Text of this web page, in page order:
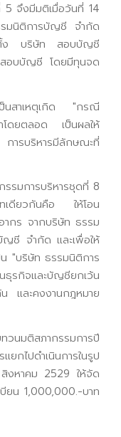
5 จึงมีมติเมื่อวันที่ 14
มนิติการบัญชี จำกัด
ตั้ง บริษัท สอบบัญชี
สอบบัญชี โดยมีทุนจด
ป็นสาเหตุเกิด "กรณี
โดยตลอด เป็นผลให้
รบริหารมีลักษณะที่
รมการบริหารชุดที่ 8
ทเดียวกันคือ ให้โอน
ากร จากบริษัท ธรรม
ชี จำกัด และเพื่อให้
"บริษัท ธรรมนิติการ
รกิจและบัญชียกเว้น
และคงงานกฎหมาย
มติสภากรรมการปี
กไปดำเนินการในรูป
งหาคม 2529 ให้จัด
ยน 1,000,000.-บาท